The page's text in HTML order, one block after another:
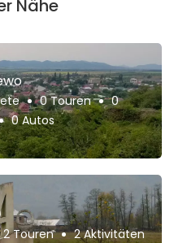
Nähe
0 Touren
0
0 Autos
2 Touren
2 Aktivitäten